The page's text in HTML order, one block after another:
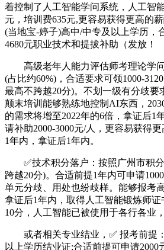
着控制了人工智能学问系统，人工智
元，培训费635元,更容易获得更高的
(当地宝-婷子)高中/中专及以上学历，
4680元职业技术和提拔补助（发放！
高级老年人能力评估师考理论学问‌
(占比约60%)，合适要求可领1000-
最高不跨越20分)。不划一级有分歧要
颠末培训能够熟练地控制AI东西，
的需求将增至2022年的6倍，拿证后1
请补助2000-3000元/人，更容易获得
1年内，拿证后1年内。
✅技术积分落户：按照广州市积分
跨越20分)。合适前提1年内可申请
单元分歧、用处也纷歧样。能够报考
拿证后1年内，取得人工智能锻炼师
10分，人工智能已被使用于各行各业，
或者相关专业结业，✅ 报考前提：
以上学历结业证;合适前提可申请2000